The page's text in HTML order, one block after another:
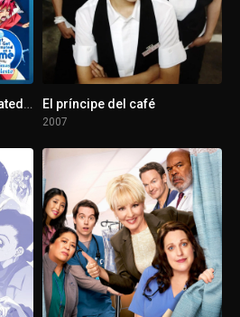
That Time I Got Reincarnated as a Slime. La película: Lágrimas del mar celeste El príncipe del café
2007